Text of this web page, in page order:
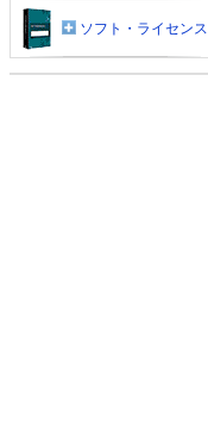
ソフト・ライセンス